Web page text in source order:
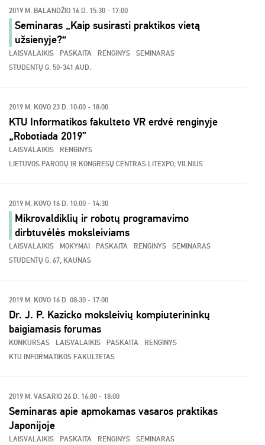
2019 M. BALANDŽIO 16 D. 15:30 - 17:00
Seminaras „Kaip susirasti praktikos vietą
užsienyje?“
LAISVALAIKIS PASKAITA RENGINYS
SEMINARAS
STUDENTŲ G. 50-341 AUD.
2019 M. KOVO 23 D. 10:00 - 18:00
KTU Informatikos fakulteto VR erdvė renginyje
„Robotiada 2019”
LAISVALAIKIS
RENGINYS
LIETUVOS PARODŲ IR KONGRESŲ CENTRAS LITEXPO, VILNIUS
2019 M. KOVO 16 D. 10:00 - 14:30
Mikrovaldiklių ir robotų programavimo
dirbtuvėlės moksleiviams
LAISVALAIKIS MOKYMAI PASKAITA RENGINYS
SEMINARAS
STUDENTŲ G. 67, KAUNAS
2019 M. KOVO 16 D. 08:30 - 17:00
Dr. J. P. Kazicko moksleivių kompiuterininkų
baigiamasis forumas
KONKURSAS LAISVALAIKIS PASKAITA
RENGINYS
KTU INFORMATIKOS FAKULTETAS
2019 M. VASARIO 26 D. 16:00 - 18:00
Seminaras apie apmokamas vasaros praktikas
Japonijoje
LAISVALAIKIS PASKAITA RENGINYS
SEMINARAS